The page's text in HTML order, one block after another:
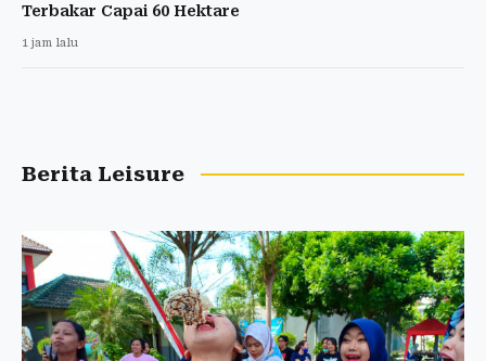
Terbakar Capai 60 Hektare
1 jam lalu
Berita Leisure